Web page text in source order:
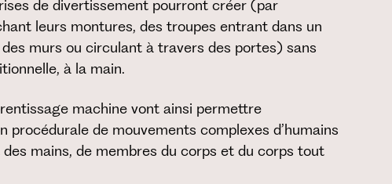
de divertissement pourront créer (par
leurs montures, des troupes entrant dans un
murs ou circulant à travers des portes) sans
à la main.
machine vont ainsi permettre
procédurale de mouvements complexes d’humains
mains, de membres du corps et du corps tout